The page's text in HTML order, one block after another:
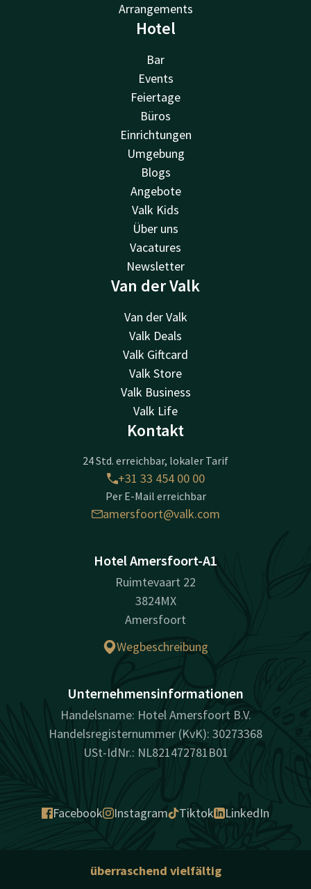
Arrangements
Hotel
Bar
Events
Feiertage
Büros
Einrichtungen
Umgebung
Blogs
Angebote
Valk Kids
Über uns
Vacatures
Newsletter
Van der Valk
Van der Valk
Valk Deals
Valk Giftcard
Valk Store
Valk Business
Valk Life
Kontakt
24 Std. erreichbar, lokaler Tarif
+31 33 454 00 00
Per E-Mail erreichbar
amersfoort@valk.com
Hotel Amersfoort-A1
Ruimtevaart 22
3824MX
Amersfoort
Wegbeschreibung
Unternehmensinformationen
Handelsname: Hotel Amersfoort B.V.
Handelsregisternummer (KvK): 30273368
USt-IdNr.: NL821472781B01
Facebook Instagram Tiktok LinkedIn
überraschend vielfältig